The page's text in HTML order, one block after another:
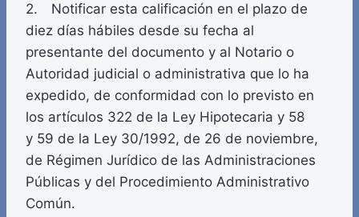
2. Notificar esta calificación en el plazo de
diez días hábiles desde su fecha al
presentante del documento y al Notario o
Autoridad judicial o administrativa que lo ha
expedido, de conformidad con lo previsto en
los artículos 322 de la Ley Hipotecaria y 58
y 59 de la Ley 30/1992, de 26 de noviembre,
de Régimen Jurídico de las Administraciones
Públicas y del Procedimiento Administrativo
Común.